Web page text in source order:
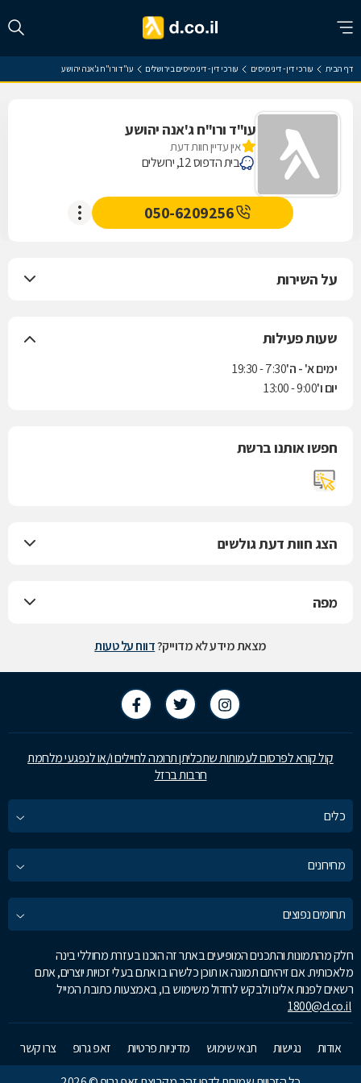
דף הבית עורכי דין - דיני מיסים עורכי דין - דיני מיסים בירושלים עו"ד ורו"ח ג'אנה יהושע
עו"ד ורו"ח ג'אנה יהושע
אין עדיין חוות דעת
בית הדפוס 12, ירושלים
050-6209256
על השירות
שעות פעילות
ימים א' - ה'7:30 - 19:30
יום ו'9:00 - 13:00
חפשו אותנו ברשת
הצג חוות דעת גולשים
מפה
מצאת מידע לא מדוייק?דווח על טעות
קול קורא לפרסום לעמותות שתכליתן תרומה לחיילים ו/או לנפגעי מלחמת
חרבות ברזל
כלים
מחירונים
תחומים נפוצים
חלק מהתמונות והתכנים המופיעים באתר זה הוכנו בעזרת מחוללי בינה
מלאכותית. אם זיהיתם תמונה או תוכן כלשהו בו אתם בעלי זכויות יוצרים, אתם
רשאים לפנות אלינו ולבקש לחדול משימוש בו, באמצעות כתובת המייל
1800@d.co.il
אודות נגישות תנאי שימוש מדיניות פרטיות זאפ גרופ
צרו קשר